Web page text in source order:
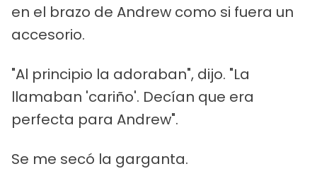
en el brazo de Andrew como si fuera un
accesorio.
"Al principio la adoraban", dijo. "La
llamaban 'cariño'. Decían que era
perfecta para Andrew".
Se me secó la garganta.